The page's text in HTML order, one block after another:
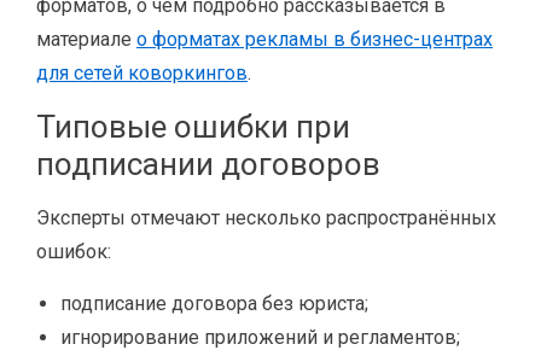
форматов, о чём подробно рассказывается в
материале о форматах рекламы в бизнес-центрах
для сетей коворкингов.
Типовые ошибки при
подписании договоров
Эксперты отмечают несколько распространённых
ошибок:
подписание договора без юриста;
игнорирование приложений и регламентов;